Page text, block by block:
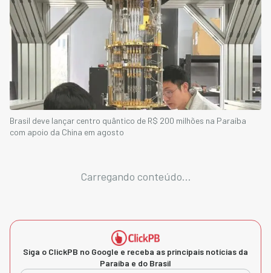
Brasil deve lançar centro quântico de R$ 200 milhões na Paraíba
com apoio da China em agosto
Carregando conteúdo...
Siga o ClickPB no Google e receba as principais notícias da
Paraíba e do Brasil